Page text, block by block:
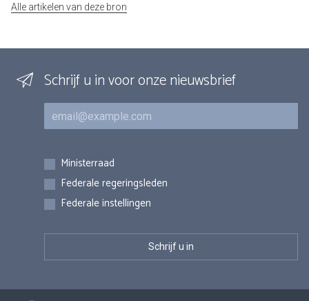
Alle artikelen van deze bron
Schrijf u in voor onze nieuwsbrief
E-mail
Inschrijvingen
Ministerraad
Federale regeringsleden
Federale instellingen